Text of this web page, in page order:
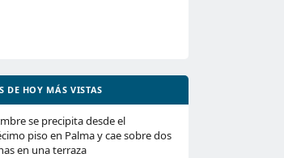
DE HOY MÁS VISTAS
se precipita desde el
piso en Palma y cae sobre dos
en una terraza